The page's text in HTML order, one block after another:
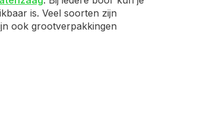
is. Veel soorten zijn
ook grootverpakkingen